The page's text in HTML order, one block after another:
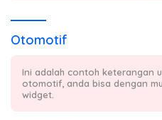
Otomotif
Ini adalah contoh keterangan
otomotif, anda bisa dengan
widget.